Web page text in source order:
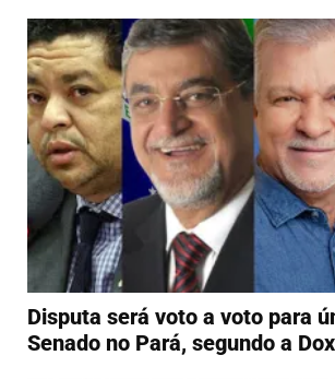
Disputa será voto a voto para
Senado no Pará, segundo a